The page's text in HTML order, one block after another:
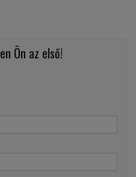
Ön az első!